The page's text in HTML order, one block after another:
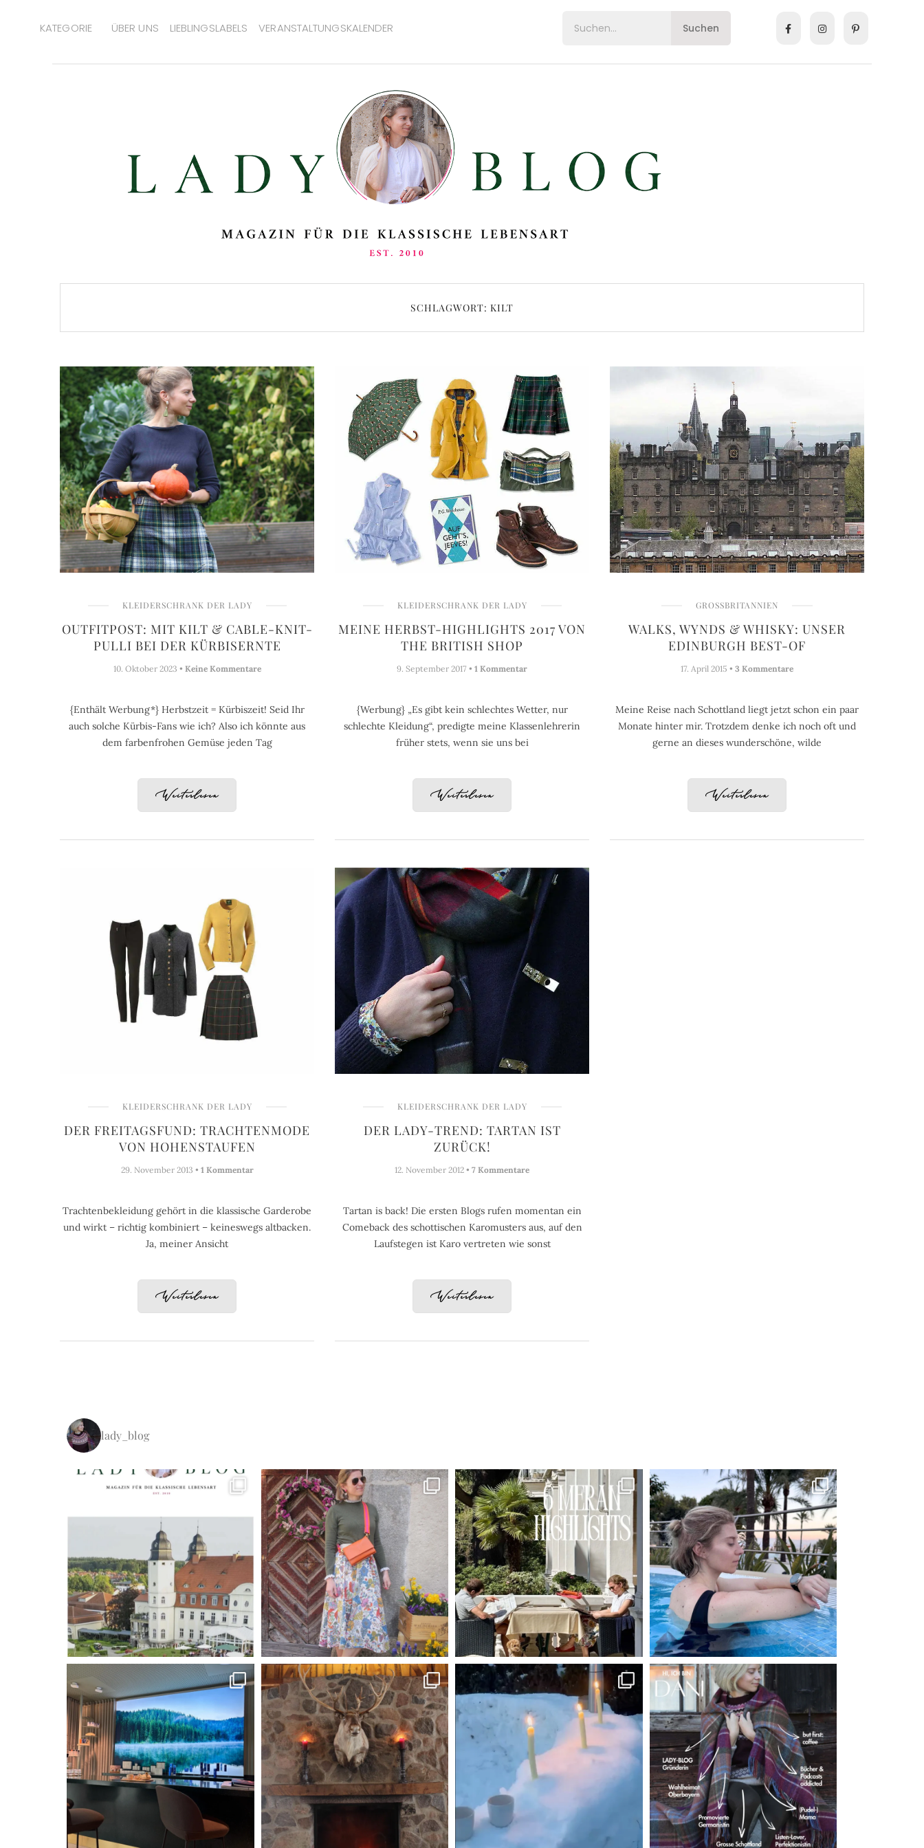
KATEGORIE ÜBER UNS LIEBLINGSLABELS VERANSTALTUNGSKALENDER Suchen
SCHLAGWORT: KILT
KLEIDERSCHRANK DER LADY
OUTFITPOST: MIT KILT & CABLE-KNIT-
PULLI BEI DER KÜRBISERNTE
10. Oktober 2023 • Keine Kommentare
{Enthält Werbung*} Herbstzeit = Kürbiszeit! Seid Ihr
auch solche Kürbis-Fans wie ich? Also ich könnte aus
dem farbenfrohen Gemüse jeden Tag
Weiterlesen
KLEIDERSCHRANK DER LADY
MEINE HERBST-HIGHLIGHTS 2017 VON
THE BRITISH SHOP
9. September 2017 • 1 Kommentar
{Werbung} „Es gibt kein schlechtes Wetter, nur
schlechte Kleidung“, predigte meine Klassenlehrerin
früher stets, wenn sie uns bei
Weiterlesen
GROSSBRITANNIEN
WALKS, WYNDS & WHISKY: UNSER
EDINBURGH BEST-OF
17. April 2015 • 3 Kommentare
Meine Reise nach Schottland liegt jetzt schon ein paar
Monate hinter mir. Trotzdem denke ich noch oft und
gerne an dieses wunderschöne, wilde
Weiterlesen
KLEIDERSCHRANK DER LADY
DER FREITAGSFUND: TRACHTENMODE
VON HOHENSTAUFEN
29. November 2013 • 1 Kommentar
Trachtenbekleidung gehört in die klassische Garderobe
und wirkt – richtig kombiniert – keineswegs altbacken.
Ja, meiner Ansicht
Weiterlesen
KLEIDERSCHRANK DER LADY
DER LADY-TREND: TARTAN IST
ZURÜCK!
12. November 2012 • 7 Kommentare
Tartan is back! Die ersten Blogs rufen momentan ein
Comeback des schottischen Karomusters aus, auf den
Laufstegen ist Karo vertreten wie sonst
Weiterlesen
lady_blog